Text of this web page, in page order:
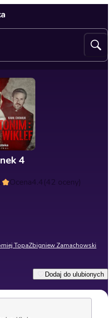
4
Ocena4.4(42 oceny)
TopaZbigniew Zamachowski
Dodaj do ulubionych